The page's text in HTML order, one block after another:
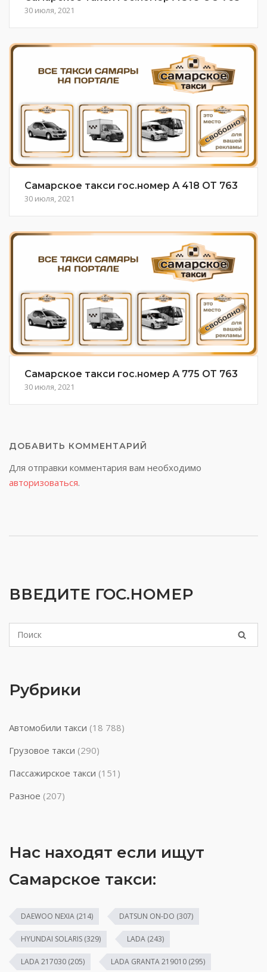
30 июля, 2021
Самарское такси гос.номер А 418 ОТ 763
30 июля, 2021
Самарское такси гос.номер А 775 ОТ 763
30 июля, 2021
ДОБАВИТЬ КОММЕНТАРИЙ
Для отправки комментария вам необходимо
авторизоваться.
ВВЕДИТЕ ГОС.НОМЕР
Рубрики
Автомобили такси (18 788)
Грузовое такси (290)
Пассажирское такси (151)
Разное (207)
Нас находят если ищут
Самарское такси:
DAEWOO NEXIA (214) DATSUN ON-DO (307)
HYUNDAI SOLARIS (329) LADA (243)
LADA 217030 (205) LADA GRANTA 219010 (295)